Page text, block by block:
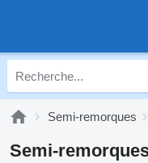
Semi-remorques
Semi-